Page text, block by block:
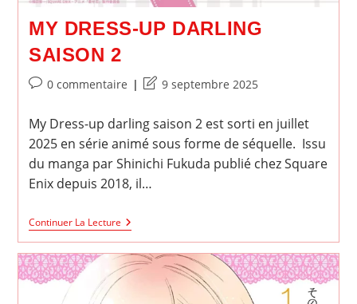
MY DRESS-UP DARLING
SAISON 2
Commentaires
la
publication :
0 commentaire
Dernière
la
publication :
9 septembre 2025
My Dress-up darling saison 2 est sorti en juillet
2025 en série animé sous forme de séquelle. Issu
du manga par Shinichi Fukuda publié chez Square
Enix depuis 2018, il…
Continuer La LectureMy
Dress-
Up
Darling
Saison